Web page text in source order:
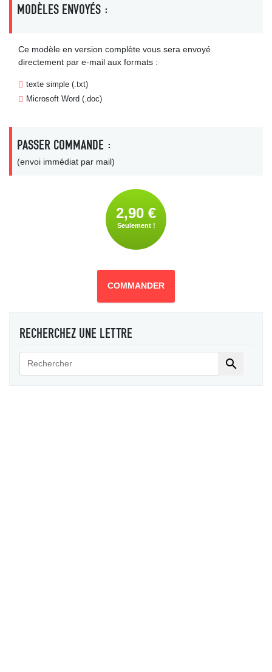
MODÈLES ENVOYÉS :
Ce modèle en version complète vous sera envoyé
directement par e-mail aux formats :
texte simple (.txt)
Microsoft Word (.doc)
PASSER COMMANDE :
(envoi immédiat par mail)
2,90 €
Seulement !
COMMANDER
RECHERCHEZ UNE LETTRE
